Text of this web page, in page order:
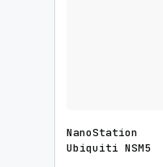
NanoStation
Ubiquiti NSM5